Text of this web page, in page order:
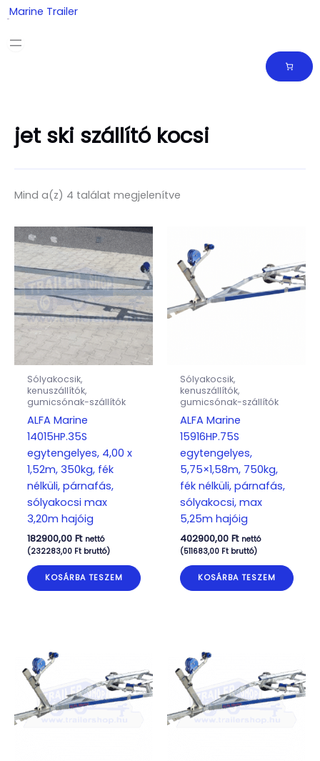
Skip
to
content
Marine Trailer
jet ski szállító kocsi
Mind a(z) 4 találat megjelenítve
Sólyakocsik,
kenuszállítók,
gumicsónak-szállítók
ALFA Marine
14015HP.35S
egytengelyes, 4,00 x
1,52m, 350kg, fék
nélküli, párnafás,
sólyakocsi max
3,20m hajóig
182900,00 Ft nettó
(232283,00 Ftbruttó)
KOSÁRBA TESZEM
Sólyakocsik,
kenuszállítók,
gumicsónak-szállítók
ALFA Marine
15916HP.75S
egytengelyes,
5,75×1,58m, 750kg,
fék nélküli, párnafás,
sólyakocsi, max
5,25m hajóig
402900,00 Ft nettó
(511683,00 Ftbruttó)
KOSÁRBA TESZEM